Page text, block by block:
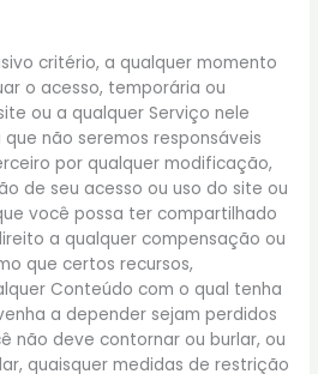
critério, a qualquer momento
o acesso, temporária ou
ou a qualquer Serviço nele
não seremos responsáveis
por qualquer modificação,
de seu acesso ou uso do site ou
você possa ter compartilhado
a qualquer compensação ou
que certos recursos,
Conteúdo com o qual tenha
a depender sejam perdidos
não deve contornar ou burlar, ou
quaisquer medidas de restrição